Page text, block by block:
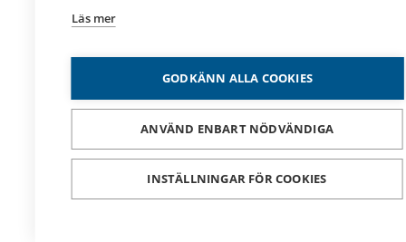
Läs mer
GODKÄNN ALLA COOKIES
ANVÄND ENBART NÖDVÄNDIGA
INSTÄLLNINGAR FÖR COOKIES